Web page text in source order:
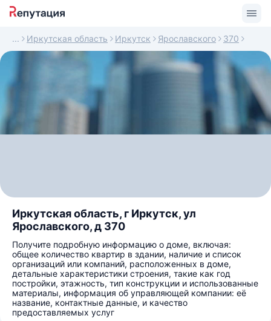
Иркутская область Иркутск Ярославского 370
Иркутская область, г Иркутск, ул
Ярославского, д 370
Получите подробную информацию о доме, включая:
общее количество квартир в здании, наличие и список
организаций или компаний, расположенных в доме,
детальные характеристики строения, такие как год
постройки, этажность, тип конструкции и использованные
материалы, информация об управляющей компании: её
название, контактные данные, и качество
предоставляемых услуг